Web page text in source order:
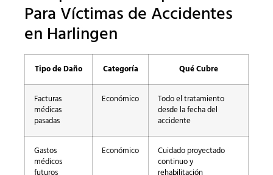
Para Víctimas de Accidentes
en Harlingen
Tipo de Daño Categoría Qué Cubre
Facturas
médicas
pasadas
Económico
Todo el tratamiento
desde la fecha del
accidente
Gastos
médicos
Económico
Cuidado proyectado
continuo y